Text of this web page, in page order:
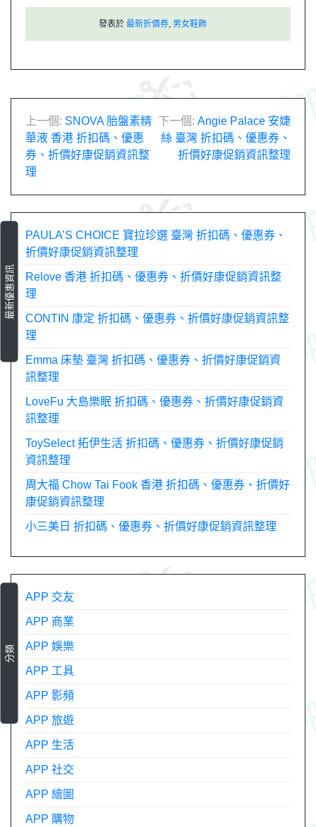
發表於 最新折價券 男女鞋飾
文
章
導
覽
上一個: SNOVA 胎盤素精
華液 香港 折扣碼、優惠
券、折價好康促銷資訊整
理
下一個: Angie Palace 安婕
絲 臺灣 折扣碼、優惠券、
折價好康促銷資訊整理
最新優惠資訊
PAULA’S CHOICE 寶拉珍選 臺灣 折扣碼、優惠券、
折價好康促銷資訊整理
Relove 香港 折扣碼、優惠券、折價好康促銷資訊整
理
CONTIN 康定 折扣碼、優惠券、折價好康促銷資訊整
理
Emma 床墊 臺灣 折扣碼、優惠券、折價好康促銷資
訊整理
LoveFu 大島樂眠 折扣碼、優惠券、折價好康促銷資
訊整理
ToySelect 拓伊生活 折扣碼、優惠券、折價好康促銷
資訊整理
周大福 Chow Tai Fook 香港 折扣碼、優惠券、折價好
康促銷資訊整理
小三美日 折扣碼、優惠券、折價好康促銷資訊整理
分類
APP 交友
APP 商業
APP 娛樂
APP 工具
APP 影頻
APP 旅遊
APP 生活
APP 社交
APP 繪圖
APP 購物